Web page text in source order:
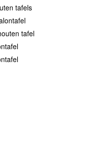
tafels
tafel